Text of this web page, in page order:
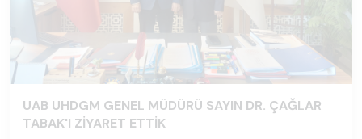
UAB UHDGM GENEL MÜDÜRÜ SAYIN DR. ÇAĞLAR
TABAK'I ZİYARET ETTİK